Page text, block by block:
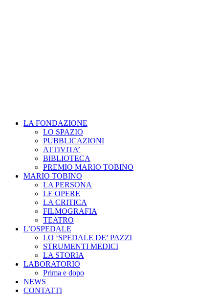
LA FONDAZIONE
LO SPAZIO
PUBBLICAZIONI
ATTIVITA’
BIBLIOTECA
PREMIO MARIO TOBINO
MARIO TOBINO
LA PERSONA
LE OPERE
LA CRITICA
FILMOGRAFIA
TEATRO
L’OSPEDALE
LO ‘SPEDALE DE’ PAZZI
STRUMENTI MEDICI
LA STORIA
LABORATORIO
Prima e dopo
NEWS
CONTATTI